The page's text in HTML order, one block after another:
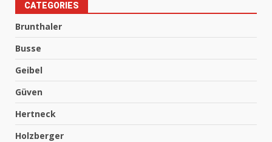
CATEGORIES
Brunthaler
Busse
Geibel
Güven
Hertneck
Holzberger